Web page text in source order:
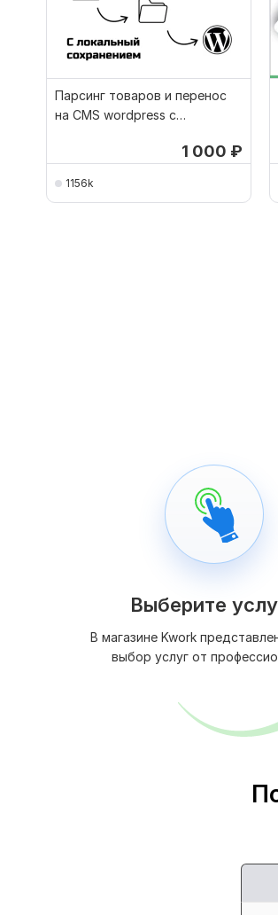
Парсинг товаров и перенос
на CMS wordpress с
1 000 ₽
1156k
Выберите
В магазине Kwork
выбор услуг от